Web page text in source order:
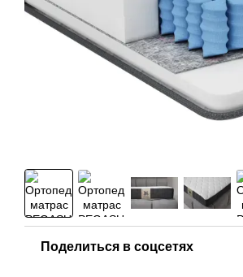
Поделиться в соцсетях